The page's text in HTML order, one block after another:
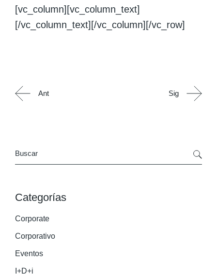
[vc_column][vc_column_text]
[/vc_column_text][/vc_column][/vc_row]
Ant Sig
Search
Categorías
Corporate
Corporativo
Eventos
I+D+i